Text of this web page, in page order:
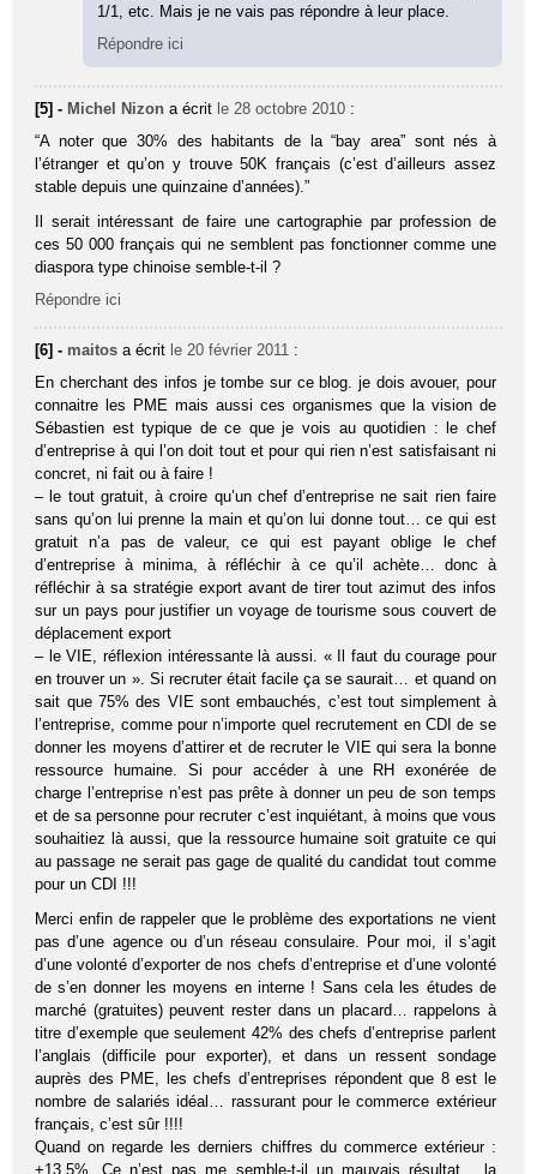
1/1, etc. Mais je ne vais pas répondre à leur place.
Répondre ici
[5] - Michel Nizon a écrit le 28 octobre 2010 :
“A noter que 30% des habi­tants de la “bay area” sont nés à
l’étranger et qu’on y trouve 50K fran­çais (c’est d’ailleurs assez
stable depuis une quin­zaine d’années).”
Il serait intéressant de faire une cartographie par profession de
ces 50 000 français qui ne semblent pas fonctionner comme une
diaspora type chinoise semble-t-il ?
Répondre ici
[6] - maitos a écrit le 20 février 2011 :
En cherchant des infos je tombe sur ce blog. je dois avouer, pour
connaitre les PME mais aussi ces organismes que la vision de
Sébastien est typique de ce que je vois au quotidien : le chef
d’entreprise à qui l’on doit tout et pour qui rien n’est satisfaisant ni
concret, ni fait ou à faire !
– le tout gratuit, à croire qu’un chef d’entreprise ne sait rien faire
sans qu’on lui prenne la main et qu’on lui donne tout… ce qui est
gratuit n’a pas de valeur, ce qui est payant oblige le chef
d’entreprise à minima, à réfléchir à ce qu’il achète… donc à
réfléchir à sa stratégie export avant de tirer tout azimut des infos
sur un pays pour justifier un voyage de tourisme sous couvert de
déplacement export
– le VIE, réflexion intéressante là aussi. « Il faut du courage pour
en trouver un ». Si recruter était facile ça se saurait… et quand on
sait que 75% des VIE sont embauchés, c’est tout simplement à
l’entreprise, comme pour n’importe quel recrutement en CDI de se
donner les moyens d’attirer et de recruter le VIE qui sera la bonne
ressource humaine. Si pour accéder à une RH exonérée de
charge l’entreprise n’est pas prête à donner un peu de son temps
et de sa personne pour recruter c’est inquiétant, à moins que vous
souhaitiez là aussi, que la ressource humaine soit gratuite ce qui
au passage ne serait pas gage de qualité du candidat tout comme
pour un CDI !!!
Merci enfin de rappeler que le problème des exportations ne vient
pas d’une agence ou d’un réseau consulaire. Pour moi, il s’agit
d’une volonté d’exporter de nos chefs d’entreprise et d’une volonté
de s’en donner les moyens en interne ! Sans cela les études de
marché (gratuites) peuvent rester dans un placard… rappelons à
titre d’exemple que seulement 42% des chefs d’entreprise parlent
l’anglais (difficile pour exporter), et dans un ressent sondage
auprès des PME, les chefs d’entreprises répondent que 8 est le
nombre de salariés idéal… rassurant pour le commerce extérieur
français, c’est sûr !!!!
Quand on regarde les derniers chiffres du commerce extérieur :
+13,5%. Ce n’est pas me semble-t-il un mauvais résultat… la